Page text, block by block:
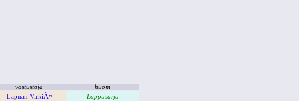
vastustaja
huom
Lapuan VirkiÃ¤
Loppusarja